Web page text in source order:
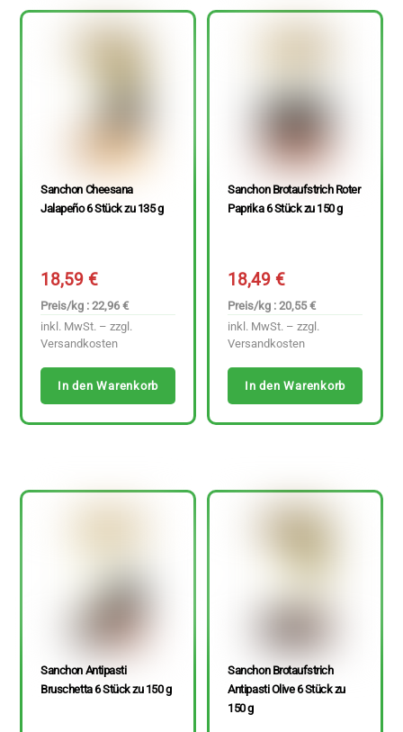
Sanchon Cheesana
Jalapeño 6 Stück zu 135 g
18,59€
Preis/kg : 22,96 €
inkl. MwSt. – zzgl.
Versandkosten
In den Warenkorb
Sanchon Brotaufstrich Roter
Paprika 6 Stück zu 150 g
18,49€
Preis/kg : 20,55 €
inkl. MwSt. – zzgl.
Versandkosten
In den Warenkorb
Sanchon Antipasti
Bruschetta 6 Stück zu 150 g
Sanchon Brotaufstrich
Antipasti Olive 6 Stück zu
150 g